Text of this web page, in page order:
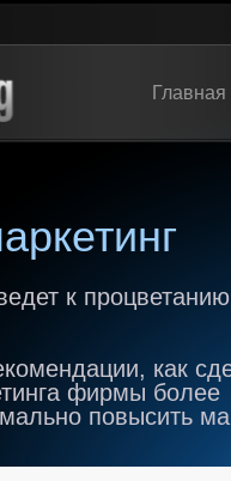
Главная
к процветанию
как
фирмы более
повысить